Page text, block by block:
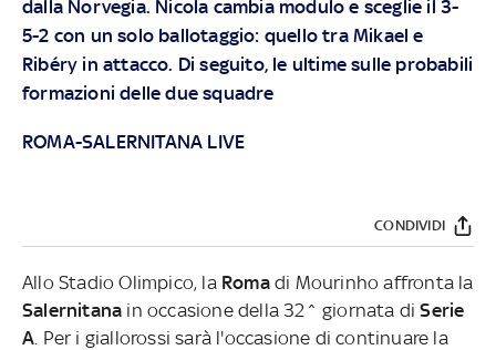
dalla Norvegia. Nicola cambia modulo e sceglie il 3-
5-2 con un solo ballotaggio: quello tra Mikael e
Ribéry in attacco. Di seguito, le ultime sulle probabili
formazioni delle due squadre
ROMA-SALERNITANA LIVE
CONDIVIDI
Allo Stadio Olimpico, la Roma di Mourinho affronta la
Salernitana in occasione della 32^ giornata diSerie
A . Per i giallorossi sarà l'occasione di continuare la